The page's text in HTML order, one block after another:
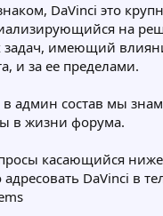
DaVinci это
на
задач, имеющий
и за ее пределами.
админ состав мы
в жизни форума.
касающийся
DaVinci в